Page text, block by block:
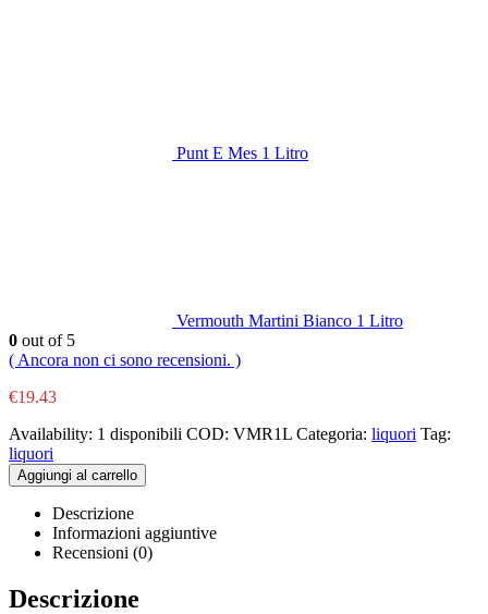
Punt E Mes 1 Litro
Vermouth Martini Bianco 1 Litro
0 out of 5
( Ancora non ci sono recensioni. )
€19.43
Availability: 1 disponibili COD: VMR1L Categoria: liquori Tag:
liquori
Aggiungi al carrello
Descrizione
Informazioni aggiuntive
Recensioni (0)
Descrizione